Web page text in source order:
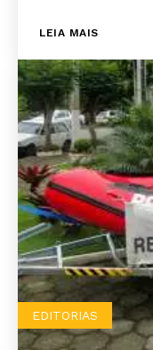
LEIA MAIS
EDITORIAS